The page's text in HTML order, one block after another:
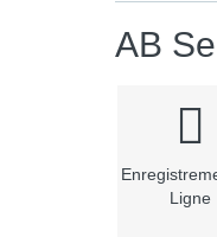
AB
Ligne